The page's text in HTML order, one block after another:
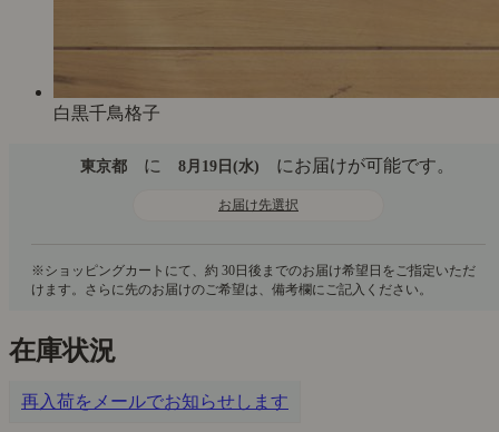
白黒千鳥格子
東京都 に 8月19日(水) にお届けが可能です。
お届け先選択
在庫状況
再入荷をメールでお知らせします